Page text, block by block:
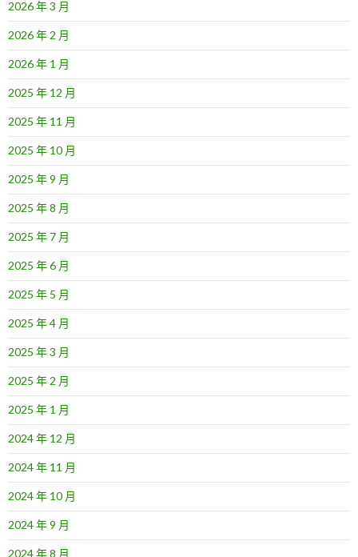
2026 年 3 月
2026 年 2 月
2026 年 1 月
2025 年 12 月
2025 年 11 月
2025 年 10 月
2025 年 9 月
2025 年 8 月
2025 年 7 月
2025 年 6 月
2025 年 5 月
2025 年 4 月
2025 年 3 月
2025 年 2 月
2025 年 1 月
2024 年 12 月
2024 年 11 月
2024 年 10 月
2024 年 9 月
2024 年 8 月